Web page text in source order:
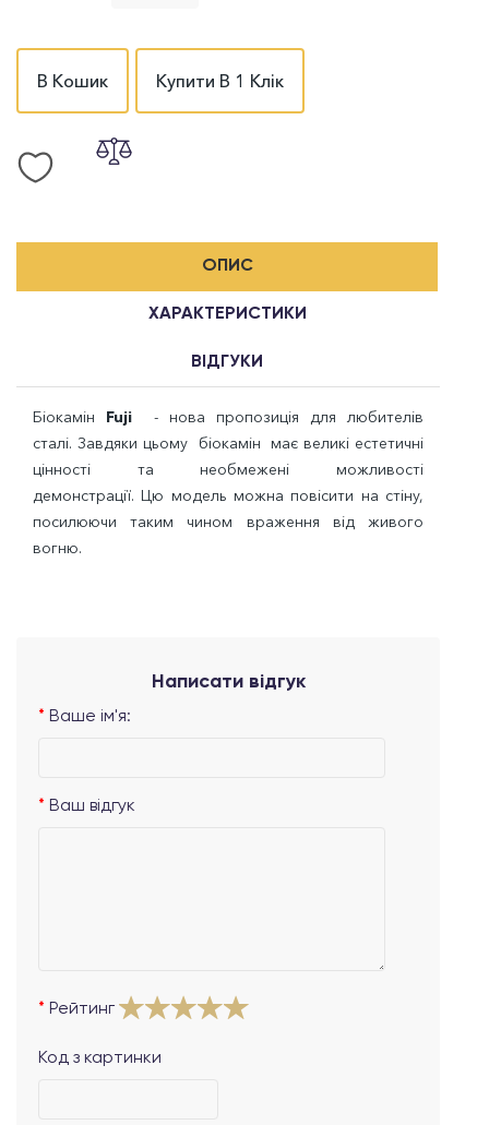
В Кошик Купити В 1 Клік
ОПИС
ХАРАКТЕРИСТИКИ
ВІДГУКИ
Біокамін Fuji - нова пропозиція для любителів
сталі. Завдяки цьому біокамін має великі естетичні
цінності та необмежені можливості
демонстрації. Цю модель можна повісити на стіну,
посилюючи таким чином враження від живого
вогню.
Написати відгук
Ваше ім'я:
Ваш відгук
Рейтинг
Код з картинки